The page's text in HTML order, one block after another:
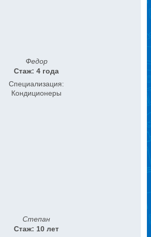
Федор
Стаж: 4 года
Специализация:
Кондиционеры
Степан
Стаж: 10 лет